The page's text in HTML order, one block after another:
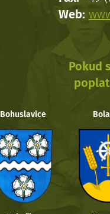
Web:
Pokud
Bohuslavice